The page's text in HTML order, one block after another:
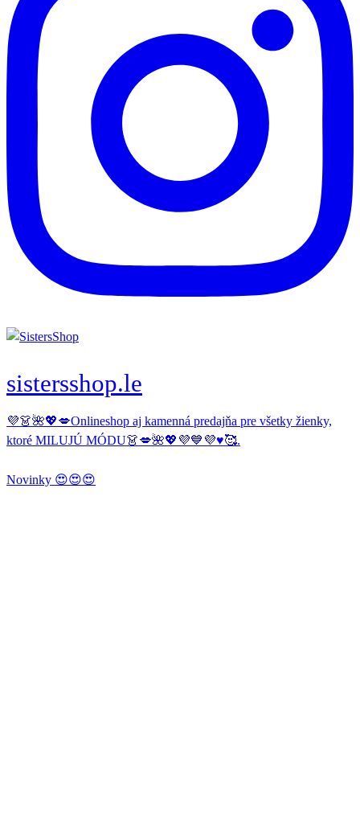
sistersshop.le
💜👗🌺💖💋Onlineshop aj kamenná predajňa pre všetky žienky,
ktoré MILUJÚ MÓDU👗💋🌺💖💜💙💜♥️🥰.
Novinky 😍😍😍